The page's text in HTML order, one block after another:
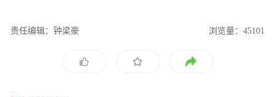
责任编辑：钟梁豪 浏览量：45101